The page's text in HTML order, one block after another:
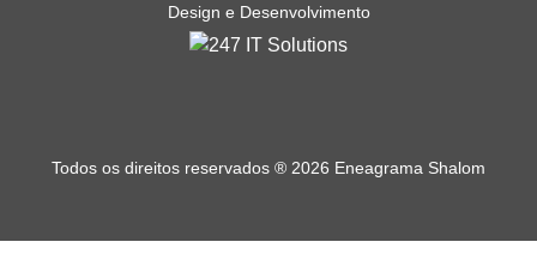
Design e Desenvolvimento
Todos os direitos reservados ® 2026 Eneagrama Shalom